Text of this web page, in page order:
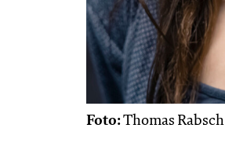
Foto:Thomas Rabsch